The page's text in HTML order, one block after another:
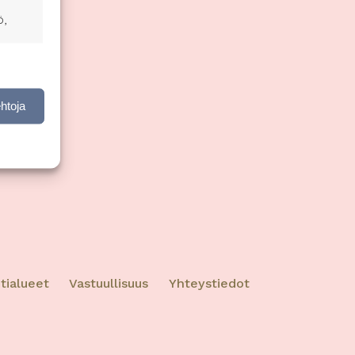
Vastuullisuus Yhteystiedot